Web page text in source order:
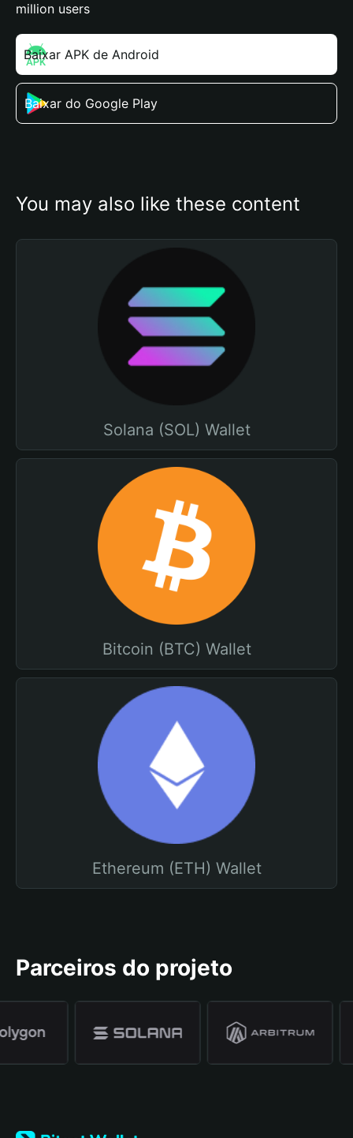
million users
Baixar APK de Android
Baixar do Google Play
You may also like these content
Solana (SOL) Wallet
Bitcoin (BTC) Wallet
Ethereum (ETH) Wallet
Parceiros do projeto